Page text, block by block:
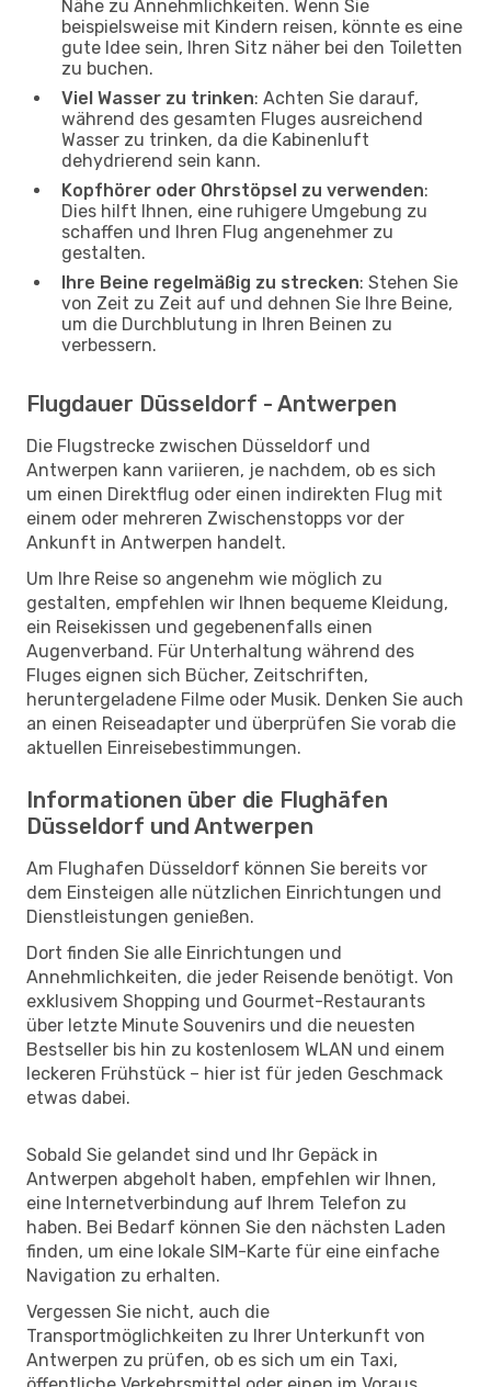
Nähe zu Annehmlichkeiten. Wenn Sie
beispielsweise mit Kindern reisen, könnte es eine
gute Idee sein, Ihren Sitz näher bei den Toiletten
zu buchen.
Viel Wasser zu trinken: Achten Sie darauf,
während des gesamten Fluges ausreichend
Wasser zu trinken, da die Kabinenluft
dehydrierend sein kann.
Kopfhörer oder Ohrstöpsel zu verwenden:
Dies hilft Ihnen, eine ruhigere Umgebung zu
schaffen und Ihren Flug angenehmer zu
gestalten.
Ihre Beine regelmäßig zu strecken: Stehen Sie
von Zeit zu Zeit auf und dehnen Sie Ihre Beine,
um die Durchblutung in Ihren Beinen zu
verbessern.
Flugdauer Düsseldorf - Antwerpen
Die Flugstrecke zwischen Düsseldorf und
Antwerpen kann variieren, je nachdem, ob es sich
um einen Direktflug oder einen indirekten Flug mit
einem oder mehreren Zwischenstopps vor der
Ankunft in Antwerpen handelt.
Um Ihre Reise so angenehm wie möglich zu
gestalten, empfehlen wir Ihnen bequeme Kleidung,
ein Reisekissen und gegebenenfalls einen
Augenverband. Für Unterhaltung während des
Fluges eignen sich Bücher, Zeitschriften,
heruntergeladene Filme oder Musik. Denken Sie auch
an einen Reiseadapter und überprüfen Sie vorab die
aktuellen Einreisebestimmungen.
Informationen über die Flughäfen
Düsseldorf und Antwerpen
Am Flughafen Düsseldorf können Sie bereits vor
dem Einsteigen alle nützlichen Einrichtungen und
Dienstleistungen genießen.
Dort finden Sie alle Einrichtungen und
Annehmlichkeiten, die jeder Reisende benötigt. Von
exklusivem Shopping und Gourmet-Restaurants
über letzte Minute Souvenirs und die neuesten
Bestseller bis hin zu kostenlosem WLAN und einem
leckeren Frühstück – hier ist für jeden Geschmack
etwas dabei.
Sobald Sie gelandet sind und Ihr Gepäck in
Antwerpen abgeholt haben, empfehlen wir Ihnen,
eine Internetverbindung auf Ihrem Telefon zu
haben. Bei Bedarf können Sie den nächsten Laden
finden, um eine lokale SIM-Karte für eine einfache
Navigation zu erhalten.
Vergessen Sie nicht, auch die
Transportmöglichkeiten zu Ihrer Unterkunft von
Antwerpen zu prüfen, ob es sich um ein Taxi,